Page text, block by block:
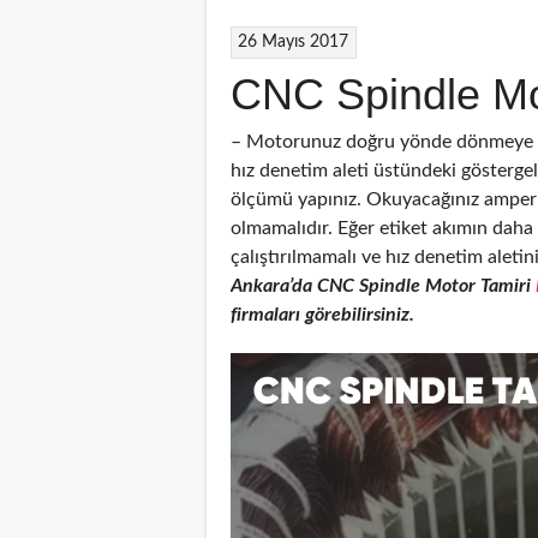
26 Mayıs 2017
CNC Spindle
– Motorunuz doğru yönde dönmeye
hız denetim aleti üstündeki
ölçümü yapınız. Okuyacağınız
olmamalıdır. Eğer etiket akımın
çalıştırılmamalı ve hız denetim
Ankara’da CNC Spindle Motor Tamiri
firmaları görebilirsiniz.